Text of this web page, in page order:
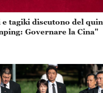
e tagiki discutono del
Governare la Cina"